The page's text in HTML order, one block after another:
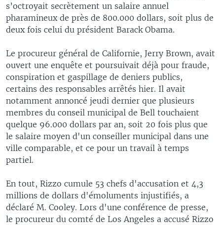
s’octroyait secrètement un salaire annuel
pharamineux de près de 800.000 dollars, soit plus de
deux fois celui du président Barack Obama.
Le procureur général de Californie, Jerry Brown, avait
ouvert une enquête et poursuivait déjà pour fraude,
conspiration et gaspillage de deniers publics,
certains des responsables arrêtés hier. Il avait
notamment annoncé jeudi dernier que plusieurs
membres du conseil municipal de Bell touchaient
quelque 96.000 dollars par an, soit 20 fois plus que
le salaire moyen d'un conseiller municipal dans une
ville comparable, et ce pour un travail à temps
partiel.
En tout, Rizzo cumule 53 chefs d'accusation et 4,3
millions de dollars d'émoluments injustifiés, a
déclaré M. Cooley. Lors d'une conférence de presse,
le procureur du comté de Los Angeles a accusé Rizzo